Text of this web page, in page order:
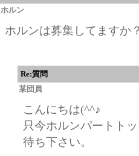
ホルン
ホルンは募集してますか
Re:質問
某団員
こんにちは(^^♪
只今ホルンパートト
待ち下さい。